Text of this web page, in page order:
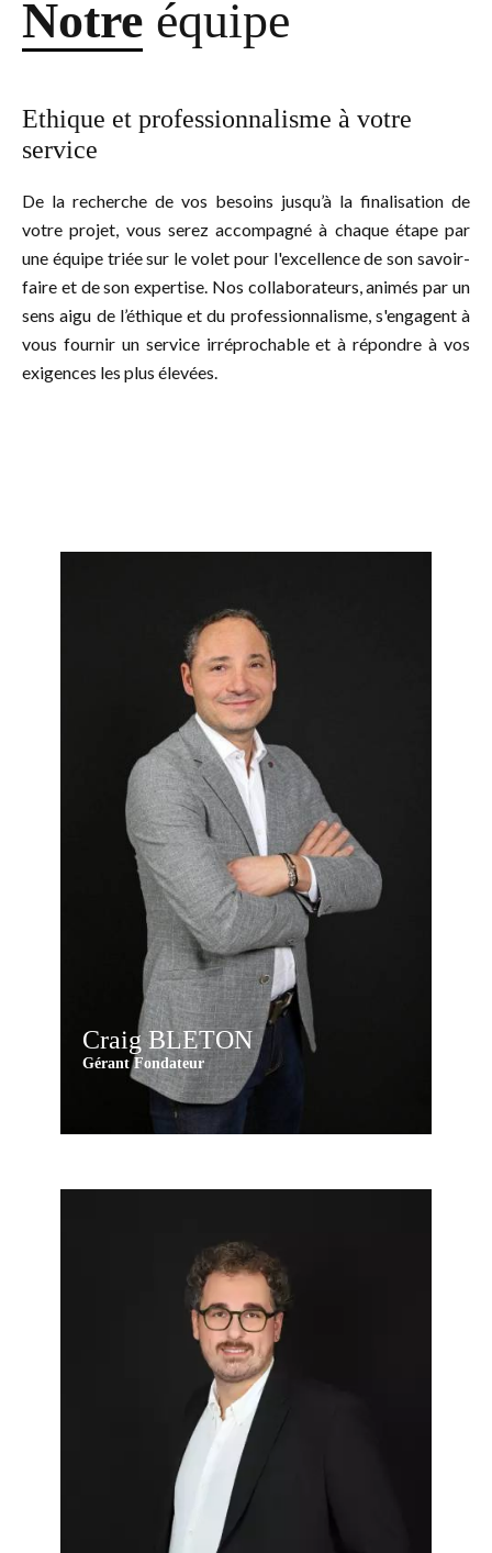
Notre équipe
Ethique et professionnalisme à votre
service
De la recherche de vos besoins jusqu’à la finalisation de
votre projet, vous serez accompagné à chaque étape par
une équipe triée sur le volet pour l'excellence de son savoir-
faire et de son expertise. Nos collaborateurs, animés par un
sens aigu de l’éthique et du professionnalisme, s'engagent à
vous fournir un service irréprochable et à répondre à vos
exigences les plus élevées.
Craig BLETON
Gérant Fondateur